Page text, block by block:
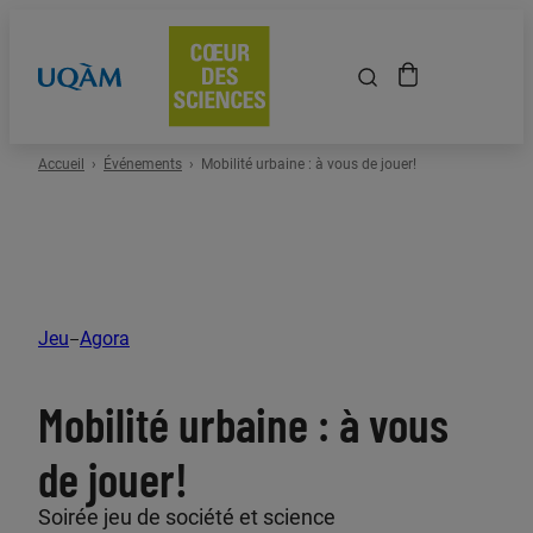
Événements passés
À propos
Location de salles
Accueil Événements Mobilité urbaine : à vous de jouer!
Jeu–Agora
Mobilité urbaine : à vous
de jouer!
Soirée jeu de société et science